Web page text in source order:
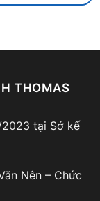
THOMAS
2023 tại Sở kế
Nên – Chức